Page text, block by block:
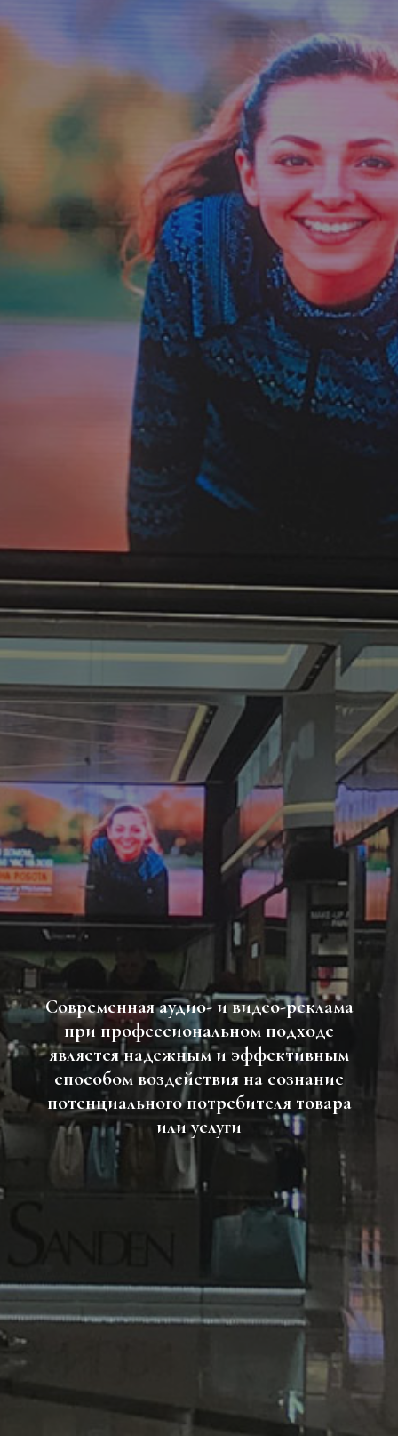
Современная аудио- и видео-реклама
при профессиональном подходе
является надежным и эффективным
способом воздействия на сознание
потенциального потребителя товара
или услуги